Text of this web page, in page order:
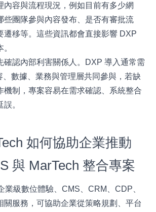
內容與流程現況，例如目前有多少網
些團隊參與內容發布、是否有審批流
遷移等。這些資訊都會直接影響 DXP
確認內部利害關係人。DXP 導入通常需
、數據、業務與管理層共同參與，若缺
機制，專案容易在需求確認、系統整合
。
如何協助企業推動
與 MarTech 整合專案
業級數位體驗、CMS、CRM、CDP、
關服務，可協助企業從策略規劃、平台